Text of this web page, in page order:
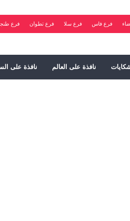
فرع فاس فرع سلا فرع تطوان فرع
نافذة على العالم نافذة على